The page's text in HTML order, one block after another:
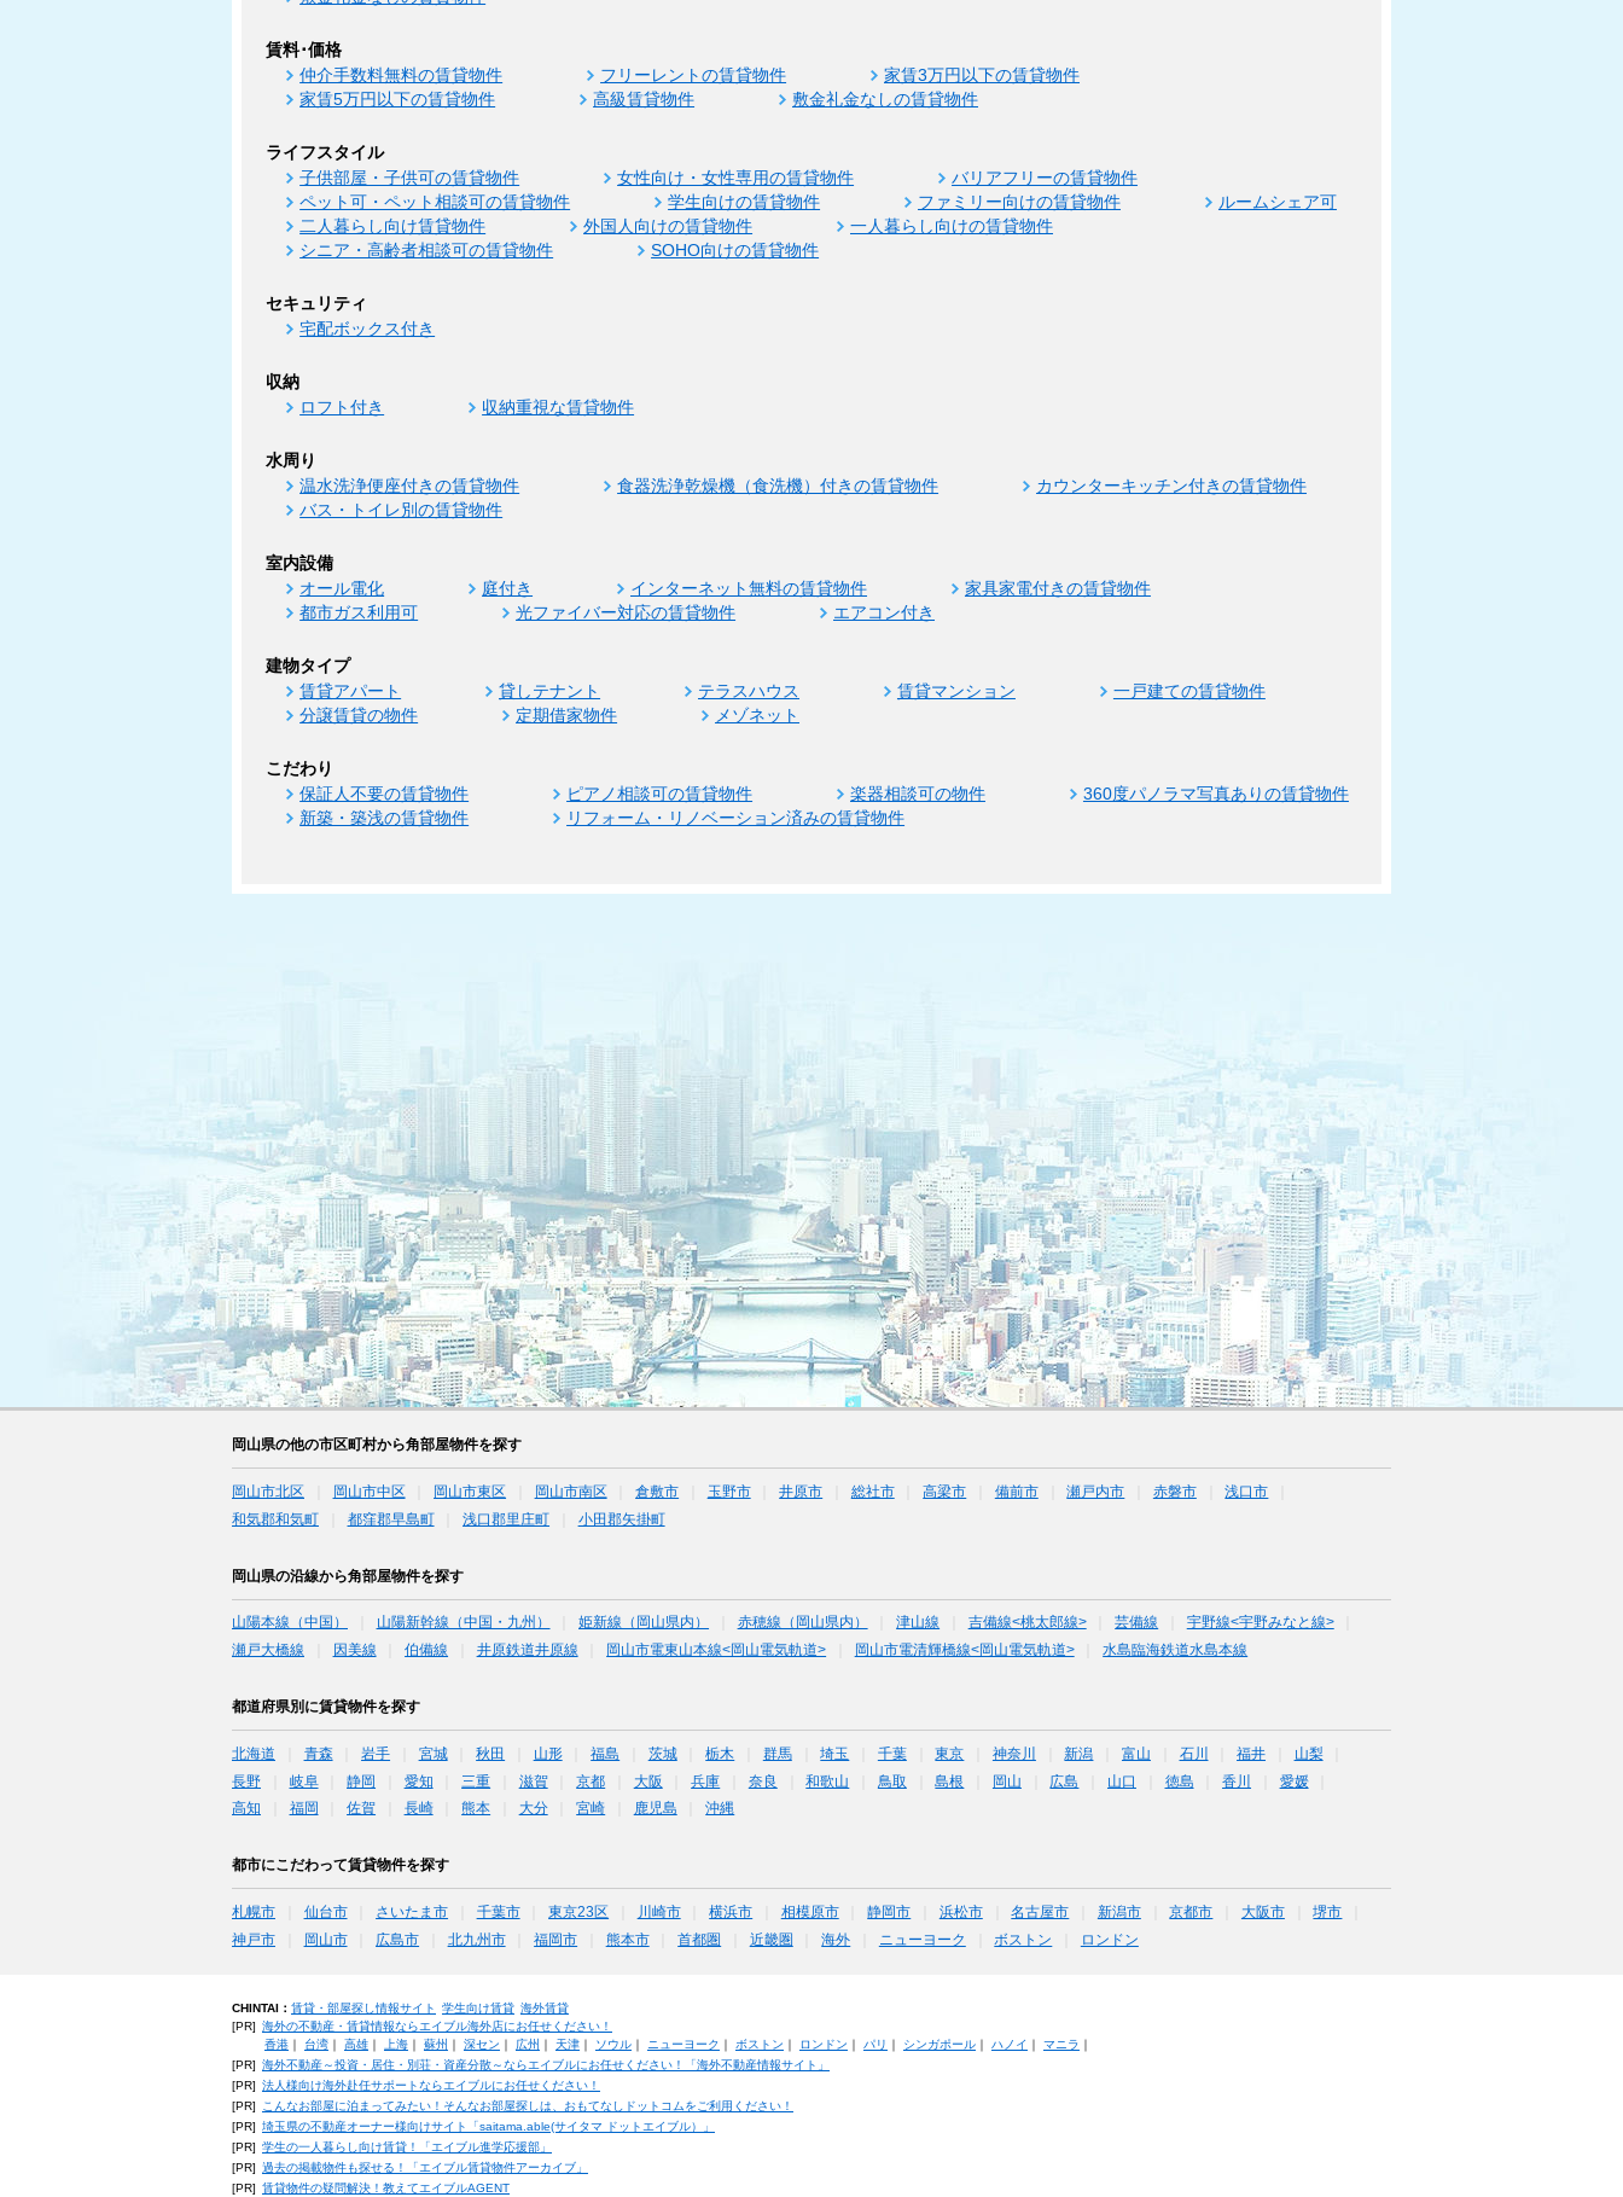
賃料･価格
仲介手数料無料の賃貸物件 フリーレントの賃貸物件
家賃3万円以下の賃貸物件
家賃5万円以下の賃貸物件
高級賃貸物件 敷金礼金なしの賃貸物件
ライフスタイル
子供部屋・子供可の賃貸物件 女性向け・女性専用の賃貸物件
バリアフリーの賃貸物件
ペット可・ペット相談可の賃貸物件
学生向けの賃貸物件 ファミリー向けの賃貸物件
ルームシェア可
二人暮らし向け賃貸物件
外国人向けの賃貸物件
一人暮らし向けの賃貸物件
シニア・高齢者相談可の賃貸物件
SOHO向けの賃貸物件
セキュリティ
宅配ボックス付き
収納
ロフト付き 収納重視な賃貸物件
水周り
温水洗浄便座付きの賃貸物件 食器洗浄乾燥機（食洗機）付きの賃貸物件
カウンターキッチン付きの賃貸物件
バス・トイレ別の賃貸物件
室内設備
オール電化 庭付き インターネット無料の賃貸物件
家具家電付きの賃貸物件
都市ガス利用可
光ファイバー対応の賃貸物件 エアコン付き
建物タイプ
賃貸アパート 貸しテナント テラスハウス 賃貸マンション
一戸建ての賃貸物件
分譲賃貸の物件
定期借家物件 メゾネット
こだわり
保証人不要の賃貸物件 ピアノ相談可の賃貸物件 楽器相談可の物件
360度パノラマ写真ありの賃貸物件
新築・築浅の賃貸物件
リフォーム・リノベーション済みの賃貸物件
岡山県の他の市区町村から角部屋物件を探す
岡山市北区 岡山市中区 岡山市東区 岡山市南区 倉敷市 玉野市 井原市 総社市 高梁市 備前市 瀬戸内市 赤磐市
浅口市
和気郡和気町
都窪郡早島町 浅口郡里庄町 小田郡矢掛町
岡山県の沿線から角部屋物件を探す
山陽本線（中国） 山陽新幹線（中国・九州） 姫新線（岡山県内） 赤穂線（岡山県内） 津山線 吉備線<桃太郎線> 芸備線
宇野線<宇野みなと線>
瀬戸大橋線
因美線 伯備線 井原鉄道井原線 岡山市電東山本線<岡山電気軌道> 岡山市電清輝橋線<岡山電気軌道> 水島臨海鉄道水島本線
都道府県別に賃貸物件を探す
北海道 青森 岩手 宮城 秋田 山形 福島 茨城 栃木 群馬 埼玉 千葉 東京 神奈川 新潟 富山 石川 福井
山梨
長野
岐阜 静岡 愛知 三重 滋賀 京都 大阪 兵庫 奈良 和歌山 鳥取 島根 岡山 広島 山口 徳島 香川
愛媛
高知
福岡 佐賀 長崎 熊本 大分 宮崎 鹿児島 沖縄
都市にこだわって賃貸物件を探す
札幌市 仙台市 さいたま市 千葉市 東京23区 川崎市 横浜市 相模原市 静岡市 浜松市 名古屋市 新潟市 京都市 大阪市
堺市
神戸市
岡山市 広島市 北九州市 福岡市 熊本市 首都圏 近畿圏 海外 ニューヨーク ボストン ロンドン
CHINTAI： 賃貸・部屋探し情報サイト 学生向け賃貸 海外賃貸
[PR] 海外の不動産・賃貸情報ならエイブル海外店にお任せください！
香港｜ 台湾｜ 高雄｜ 上海｜ 蘇州 ｜ 深セン ｜ 広州 ｜ 天津｜ ソウル｜ ニューヨーク ｜ ボストン ｜ ロンドン ｜ パリ ｜ シンガポール｜ ハノイ ｜ マニラ ｜
[PR] 海外不動産～投資・居住・別荘・資産分散～ならエイブルにお任せください！「海外不動産情報サイト」
[PR] 法人様向け海外赴任サポートならエイブルにお任せください！
[PR]
こんなお部屋に泊まってみたい！そんなお部屋探しは、おもてなしドットコムをご利用ください！
[PR] 埼玉県の不動産オーナー様向けサイト「saitama.able(サイタマ ドットエイブル）」
[PR] 学生の一人暮らし向け賃貸！「エイブル進学応援部」
[PR] 過去の掲載物件も探せる！「エイブル賃貸物件アーカイブ」
[PR] 賃貸物件の疑問解決！教えてエイブルAGENT